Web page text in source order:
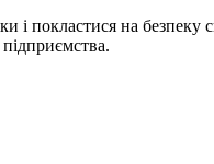
покластися на безпеку